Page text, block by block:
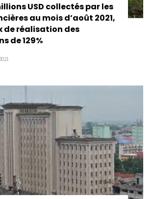
USD collectés par les
au mois d’août 2021,
de réalisation des
de 129%